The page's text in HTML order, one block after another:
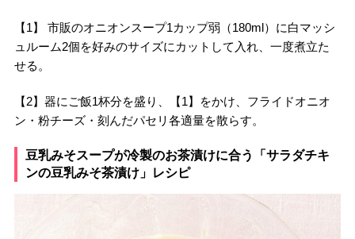
【1】 市販のオニオンスープ1カップ弱（180ml）に白マッシ
ュルーム2個を好みのサイズにカットして入れ、一度煮立た
せる。
【2】器にご飯1杯分を盛り、【1】をかけ、フライドオニオ
ン・粉チーズ・刻んだパセリ各適量を散らす。
豆乳みそスープが冷製のお茶漬けに合う「サラダチキ
ンの豆乳みそ茶漬け」レシピ